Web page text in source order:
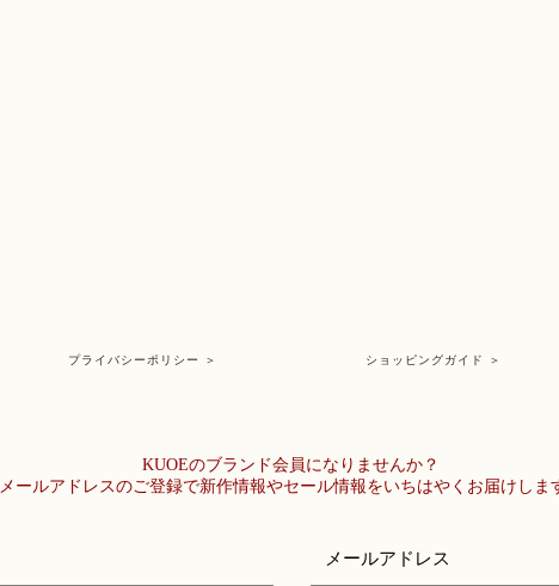
プライバシーポリシー ＞ ショッピングガイド ＞
KUOEのブランド会員になりませんか？
メールアドレスのご登録で新作情報やセール情報をいちはやくお届けしま